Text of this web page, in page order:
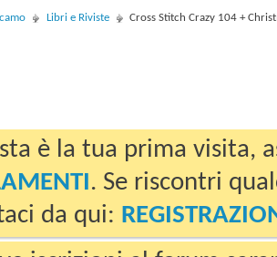
Libri e Riviste Cross Stitch Crazy 104 +
è la tua prima visita,
. Se riscontri
da qui: